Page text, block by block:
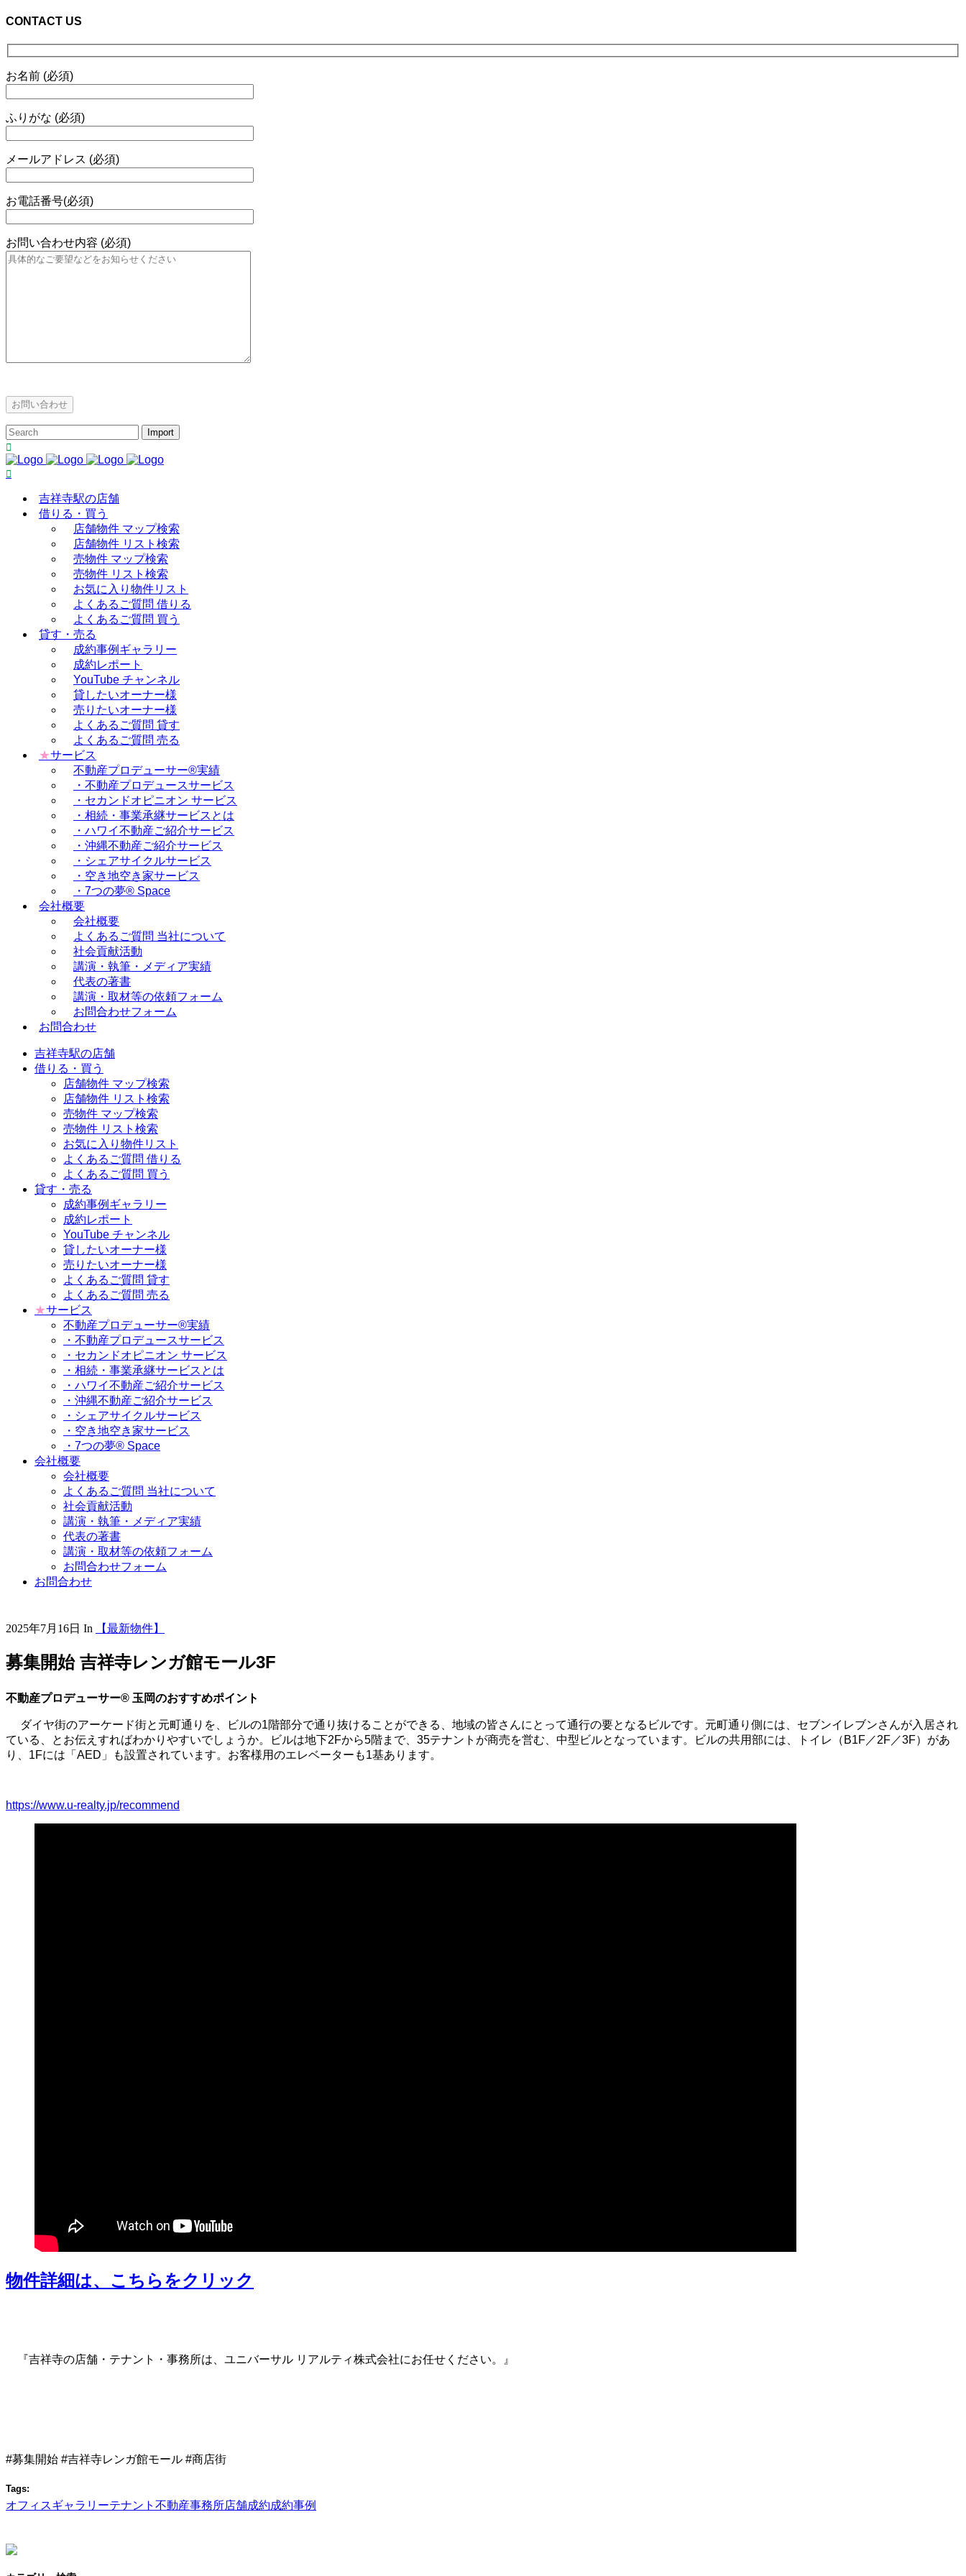
CONTACT US
お名前 (必須)
ふりがな (必須)
メールアドレス (必須)
お電話番号(必須)
お問い合わせ内容 (必須)
吉祥寺駅の店舗
借りる・買う
店舗物件 マップ検索
店舗物件 リスト検索
売物件 マップ検索
売物件 リスト検索
お気に入り物件リスト
よくあるご質問 借りる
よくあるご質問 買う
貸す・売る
成約事例ギャラリー
成約レポート
YouTube チャンネル
貸したいオーナー様
売りたいオーナー様
よくあるご質問 貸す
よくあるご質問 売る
★サービス
不動産プロデューサー®実績
・不動産プロデュースサービス
・セカンドオピニオン サービス
・相続・事業承継サービスとは
・ハワイ不動産ご紹介サービス
・沖縄不動産ご紹介サービス
・シェアサイクルサービス
・空き地空き家サービス
・7つの夢® Space
会社概要
会社概要
よくあるご質問 当社について
社会貢献活動
講演・執筆・メディア実績
代表の著書
講演・取材等の依頼フォーム
お問合わせフォーム
お問合わせ
吉祥寺駅の店舗
借りる・買う
店舗物件 マップ検索
店舗物件 リスト検索
売物件 マップ検索
売物件 リスト検索
お気に入り物件リスト
よくあるご質問 借りる
よくあるご質問 買う
貸す・売る
成約事例ギャラリー
成約レポート
YouTube チャンネル
貸したいオーナー様
売りたいオーナー様
よくあるご質問 貸す
よくあるご質問 売る
★サービス
不動産プロデューサー®実績
・不動産プロデュースサービス
・セカンドオピニオン サービス
・相続・事業承継サービスとは
・ハワイ不動産ご紹介サービス
・沖縄不動産ご紹介サービス
・シェアサイクルサービス
・空き地空き家サービス
・7つの夢® Space
会社概要
会社概要
よくあるご質問 当社について
社会貢献活動
講演・執筆・メディア実績
代表の著書
講演・取材等の依頼フォーム
お問合わせフォーム
お問合わせ
2025年7月16日 In 【最新物件】
募集開始 吉祥寺レンガ館モール3F
不動産プロデューサー® 玉岡のおすすめポイント
ダイヤ街のアーケード街と元町通りを、ビルの1階部分で通り抜けることができる、地域の皆さんにとって通行の要となるビルです。元町通り側には、セブンイレブンさんが入居され
ている、とお伝えすればわかりやすいでしょうか。ビルは地下2Fから5階まで、35テナントが商売を営む、中型ビルとなっています。ビルの共用部には、トイレ（B1F／2F／3F）があ
り、1Fには「AED」も設置されています。お客様用のエレベーターも1基あります。
https://www.u-realty.jp/recommend
物件詳細は、こちらをクリック
『吉祥寺の店舗・テナント・事務所は、ユニバーサル リアルティ株式会社にお任せください。』
#募集開始 #吉祥寺レンガ館モール #商店街
Tags:
オフィスギャラリーテナント 不動産事務所店舗成約成約事例